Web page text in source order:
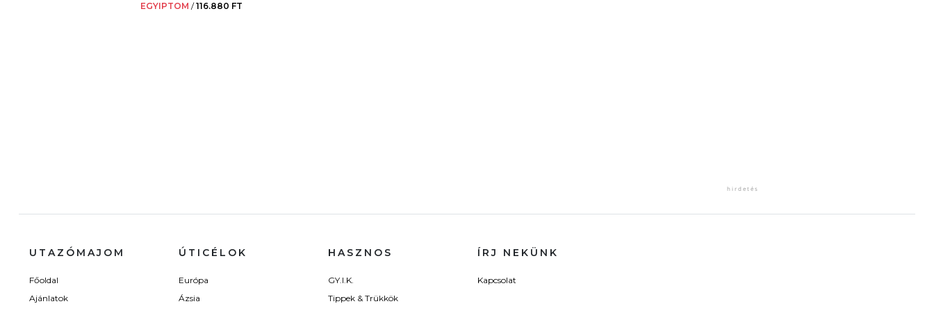
EGYIPTOM /116.880 FT
UTAZÓMAJOM
Főoldal
Ajánlatok
ÚTICÉLOK
Európa
Ázsia
HASZNOS
GY.I.K.
Tippek & Trükkök
ÍRJ NEKÜNK
Kapcsolat